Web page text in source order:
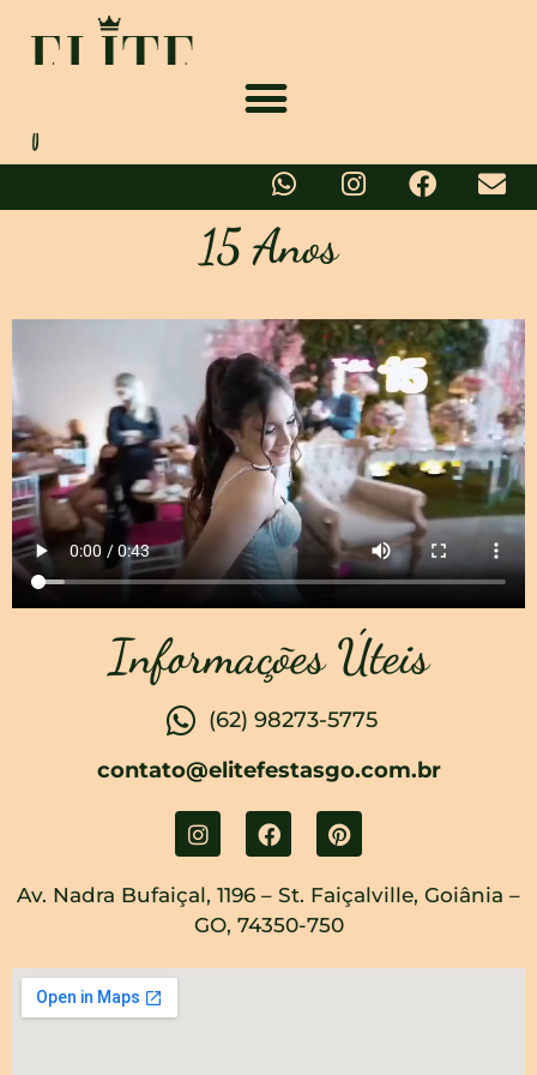
15 Anos
Informações Úteis
(62) 98273-5775
contato@elitefestasgo.com.br
Av. Nadra Bufaiçal, 1196 – St. Faiçalville, Goiânia –
GO, 74350-750